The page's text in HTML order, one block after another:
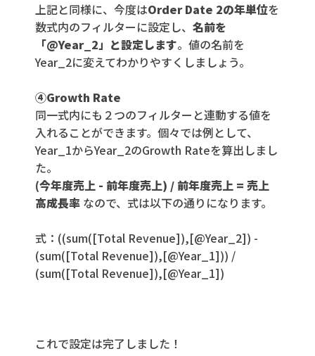
上記と同様に、今度はOrder Date 2の年単位を
数式内のフィルターに設定し、 名前を
「@Year_2」と設定します。値の名前を
Year_2に変えてわかりやすくしましょう。
④Growth Rate
同一式内にも２つのフィルターと連動する値を
入れることができます。個々では例として、
Year_1からYear_2のGrowth Rateを算出しまし
た。
(今年度売上 - 前年度売上) / 前年度売上 = 売上
高成長率 なので、式は以下の通りになります。
式：((sum([Total Revenue]),[@Year_2]) -
(sum([Total Revenue]),[@Year_1])) /
(sum([Total Revenue]),[@Year_1])
これで設定は完了しました！